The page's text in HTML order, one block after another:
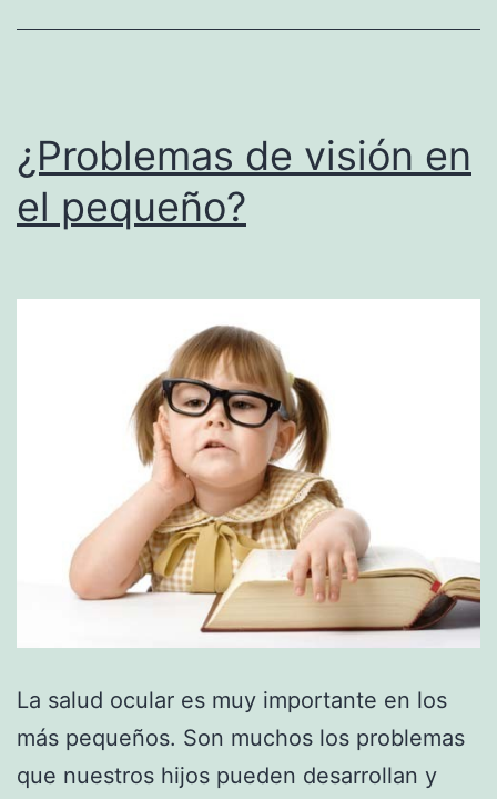
¿Problemas de visión en
el pequeño?
La salud ocular es muy importante en los
más pequeños. Son muchos los problemas
que nuestros hijos pueden desarrollan y